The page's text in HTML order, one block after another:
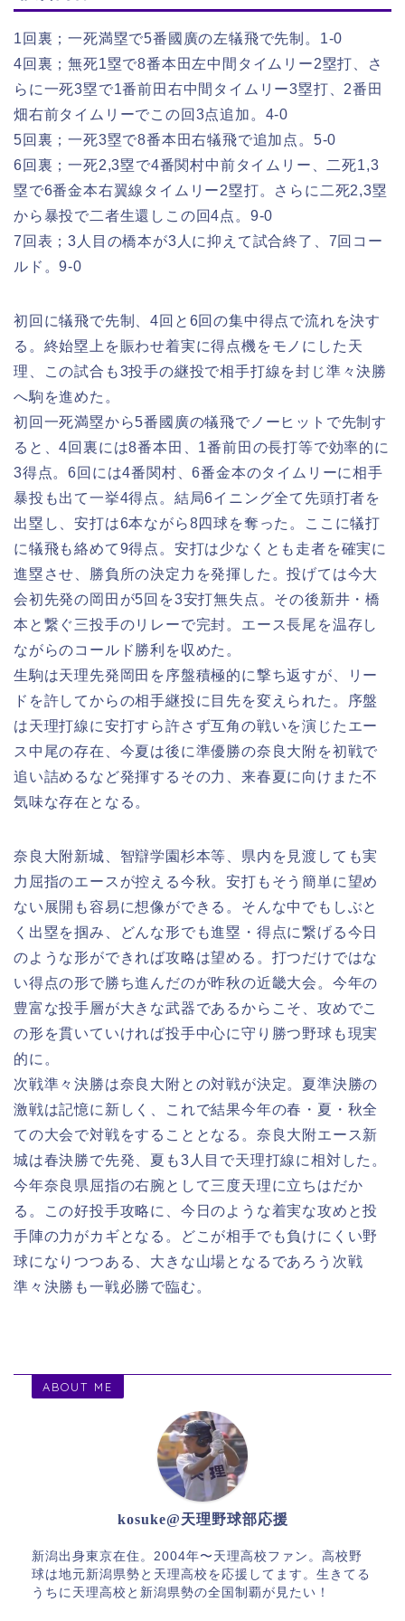
1回裏；一死満塁で5番國廣の左犠飛で先制。1-0
4回裏；無死1塁で8番本田左中間タイムリー2塁打、さ
らに一死3塁で1番前田右中間タイムリー3塁打、2番田
畑右前タイムリーでこの回3点追加。4-0
5回裏；一死3塁で8番本田右犠飛で追加点。5-0
6回裏；一死2,3塁で4番関村中前タイムリー、二死1,3
塁で6番金本右翼線タイムリー2塁打。さらに二死2,3塁
から暴投で二者生還しこの回4点。9-0
7回表；3人目の橋本が3人に抑えて試合終了、7回コー
ルド。9-0
初回に犠飛で先制、4回と6回の集中得点で流れを決す
る。終始塁上を賑わせ着実に得点機をモノにした天
理、この試合も3投手の継投で相手打線を封じ準々決勝
へ駒を進めた。
初回一死満塁から5番國廣の犠飛でノーヒットで先制す
ると、4回裏には8番本田、1番前田の長打等で効率的に
3得点。6回には4番関村、6番金本のタイムリーに相手
暴投も出て一挙4得点。結局6イニング全て先頭打者を
出塁し、安打は6本ながら8四球を奪った。ここに犠打
に犠飛も絡めて9得点。安打は少なくとも走者を確実に
進塁させ、勝負所の決定力を発揮した。投げては今大
会初先発の岡田が5回を3安打無失点。その後新井・橋
本と繋ぐ三投手のリレーで完封。エース長尾を温存し
ながらのコールド勝利を収めた。
生駒は天理先発岡田を序盤積極的に撃ち返すが、リー
ドを許してからの相手継投に目先を変えられた。序盤
は天理打線に安打すら許さず互角の戦いを演じたエー
ス中尾の存在、今夏は後に準優勝の奈良大附を初戦で
追い詰めるなど発揮するその力、来春夏に向けまた不
気味な存在となる。
奈良大附新城、智辯学園杉本等、県内を見渡しても実
力屈指のエースが控える今秋。安打もそう簡単に望め
ない展開も容易に想像ができる。そんな中でもしぶと
く出塁を掴み、どんな形でも進塁・得点に繋げる今日
のような形ができれば攻略は望める。打つだけではな
い得点の形で勝ち進んだのが昨秋の近畿大会。今年の
豊富な投手層が大きな武器であるからこそ、攻めでこ
の形を貫いていければ投手中心に守り勝つ野球も現実
的に。
次戦準々決勝は奈良大附との対戦が決定。夏準決勝の
激戦は記憶に新しく、これで結果今年の春・夏・秋全
ての大会で対戦をすることとなる。奈良大附エース新
城は春決勝で先発、夏も3人目で天理打線に相対した。
今年奈良県屈指の右腕として三度天理に立ちはだか
る。この好投手攻略に、今日のような着実な攻めと投
手陣の力がカギとなる。どこが相手でも負けにくい野
球になりつつある、大きな山場となるであろう次戦
準々決勝も一戦必勝で臨む。
ABOUT ME
kosuke@天理野球部応援
新潟出身東京在住。2004年〜天理高校ファン。高校野
球は地元新潟県勢と天理高校を応援してます。生きてる
うちに天理高校と新潟県勢の全国制覇が見たい！